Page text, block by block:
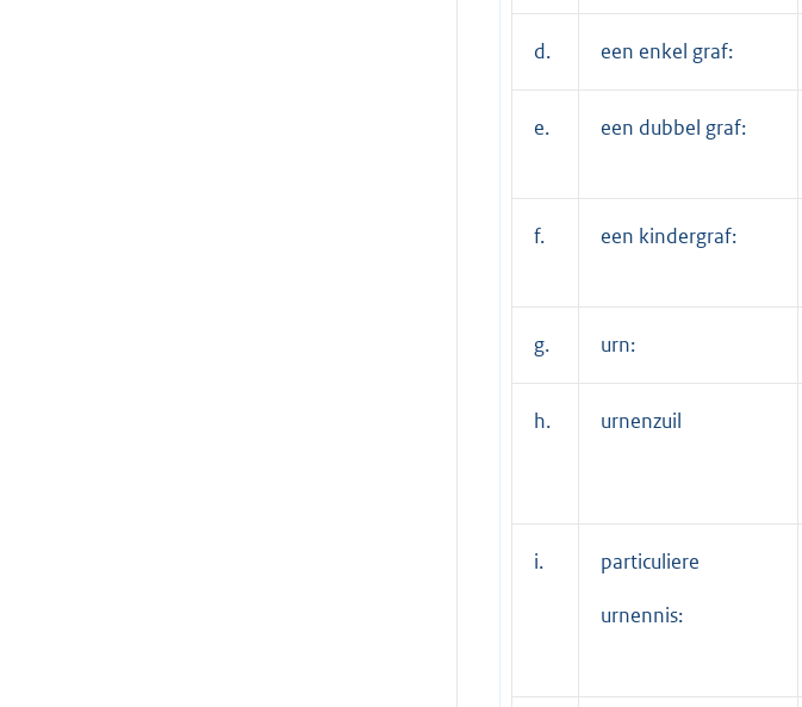
d. een enkel graf:
e. een dubbel graf:
f. een kindergraf:
g. urn:
h. urnenzuil
i. particuliere
urnennis: